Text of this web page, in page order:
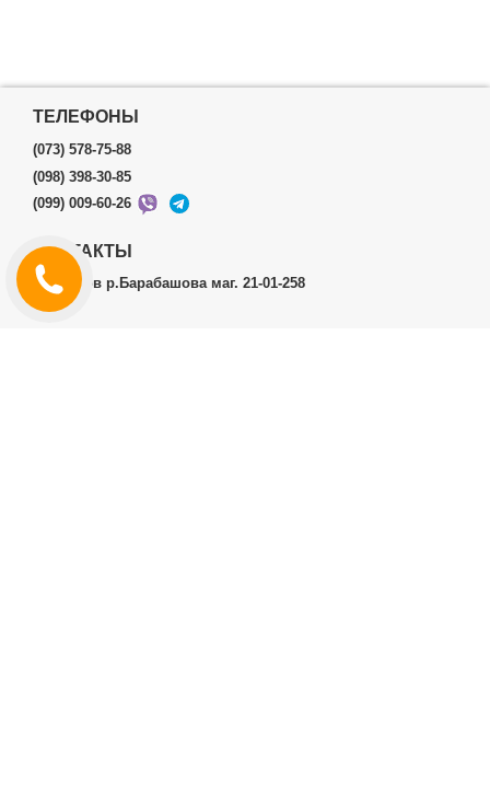
ТЕЛЕФОНЫ
(073) 578-75-88
(098) 398-30-85
(099) 009-60-26
КОНТАКТЫ
г.Харьков р.Барабашова маг. 21-01-258